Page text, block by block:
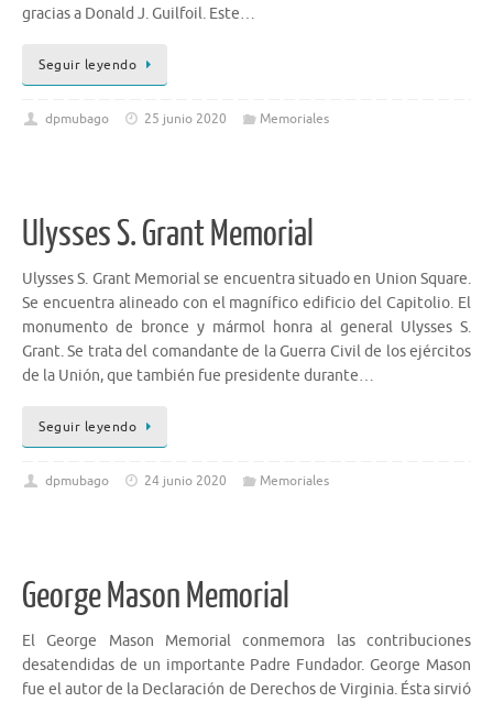
gracias a Donald J. Guilfoil. Este…
Seguir leyendo
dpmubago 25 junio 2020 Memoriales
Ulysses S. Grant Memorial
Ulysses S. Grant Memorial se encuentra situado en Union Square.
Se encuentra alineado con el magnífico edificio del Capitolio. El
monumento de bronce y mármol honra al general Ulysses S.
Grant. Se trata del comandante de la Guerra Civil de los ejércitos
de la Unión, que también fue presidente durante…
Seguir leyendo
dpmubago 24 junio 2020 Memoriales
George Mason Memorial
El George Mason Memorial conmemora las contribuciones
desatendidas de un importante Padre Fundador. George Mason
fue el autor de la Declaración de Derechos de Virginia. Ésta sirvió